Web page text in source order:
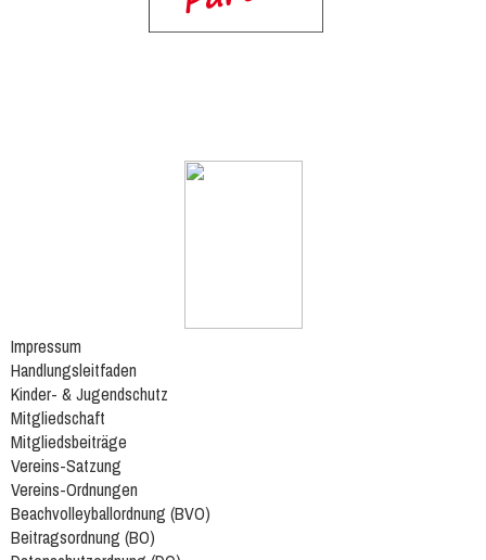
Impressum
Handlungsleitfaden
Kinder- & Jugendschutz
Mitgliedschaft
Mitgliedsbeiträge
Vereins-Satzung
Vereins-Ordnungen
Beachvolleyballordnung (BVO)
Beitragsordnung (BO)